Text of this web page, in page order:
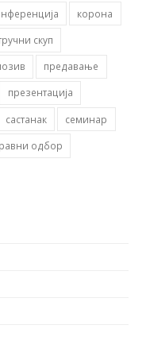
корона
скуп
предавање
презентација
састанак
семинар
одбор